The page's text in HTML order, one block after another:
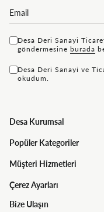
Desa Deri Sanayi
göndermesine bu rada
Desa Deri Sanayi ve
okudum.
Desa Kurumsal
Popüler Kategoriler
Müşteri Hizmetleri
Çerez Ayarları
Bize Ulaşın